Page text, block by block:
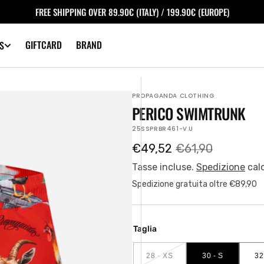
FREE SHIPPING OVER 89.90€ (ITALY) / 199.90€ (EUROPE)
GIFTCARD BRAND
PROPAGANDA CLOTHING
PERICO SWIMTRUNK
SKU:
25SSPRBR461-V.U
Prezzo
di
vendita
€49,52 Prezzo
regolare
€61,90
Tasse incluse. Spedizione
Spedizione gratuita oltre €89,90
Taglia
28 - XSVARIANTE
30 - SVARIANTE
32